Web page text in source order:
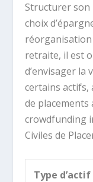
Structurer son
choix
réorganisation
retraite, il est
d’envisager la
certains actifs,
de
crowdfunding
Civiles de
Type d’actif